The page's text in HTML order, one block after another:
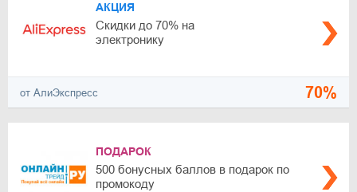
АКЦИЯ
Скидки до 70% на
электронику
от АлиЭкспресс 70%
ПОДАРОК
500 бонусных баллов в подарок по
промокоду